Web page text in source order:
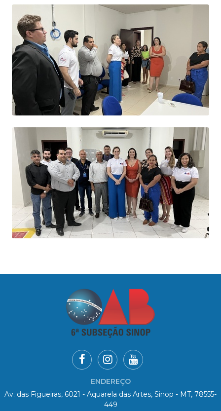
ENDEREÇO
Av. das Figueiras, 6021 - Aquarela das Artes, Sinop - MT, 78555-
449